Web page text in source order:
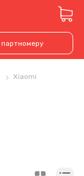
Xiaomi